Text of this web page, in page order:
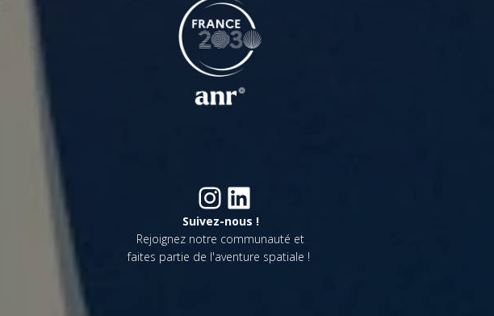
InstagramLinkedIn
Suivez-nous !
Rejoignez notre communauté et
faites partie de l'aventure spatiale !